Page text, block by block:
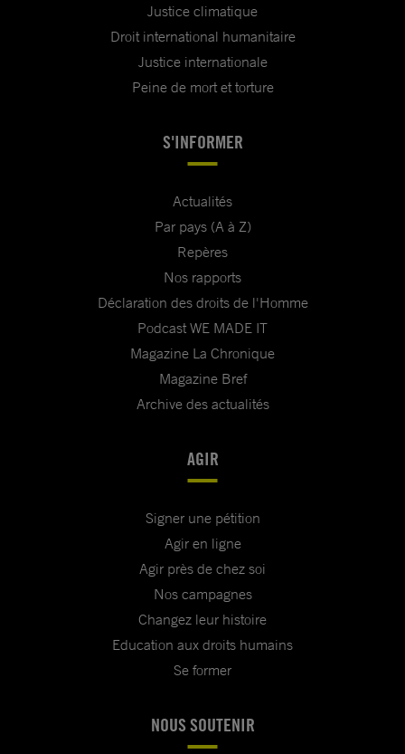
Justice climatique
Droit international humanitaire
Justice internationale
Peine de mort et torture
S'INFORMER
Actualités
Par pays (A à Z)
Repères
Nos rapports
Déclaration des droits de l'Homme
Podcast WE MADE IT
Magazine La Chronique
Magazine Bref
Archive des actualités
AGIR
Signer une pétition
Agir en ligne
Agir près de chez soi
Nos campagnes
Changez leur histoire
Education aux droits humains
Se former
NOUS SOUTENIR